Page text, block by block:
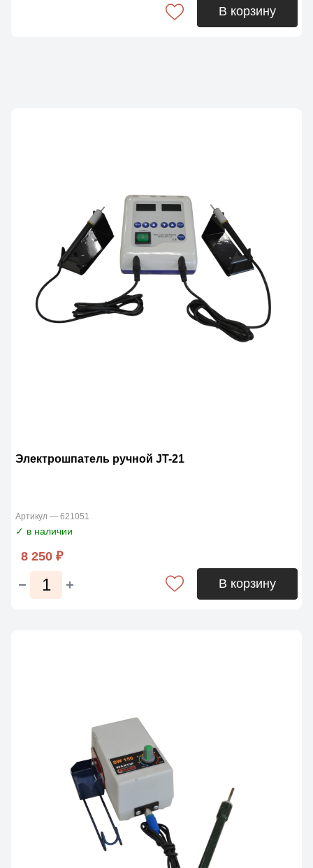
В корзину
Электрошпатель ручной JT-21
Артикул — 621051
✓ в наличии
8 250 ₽
В корзину